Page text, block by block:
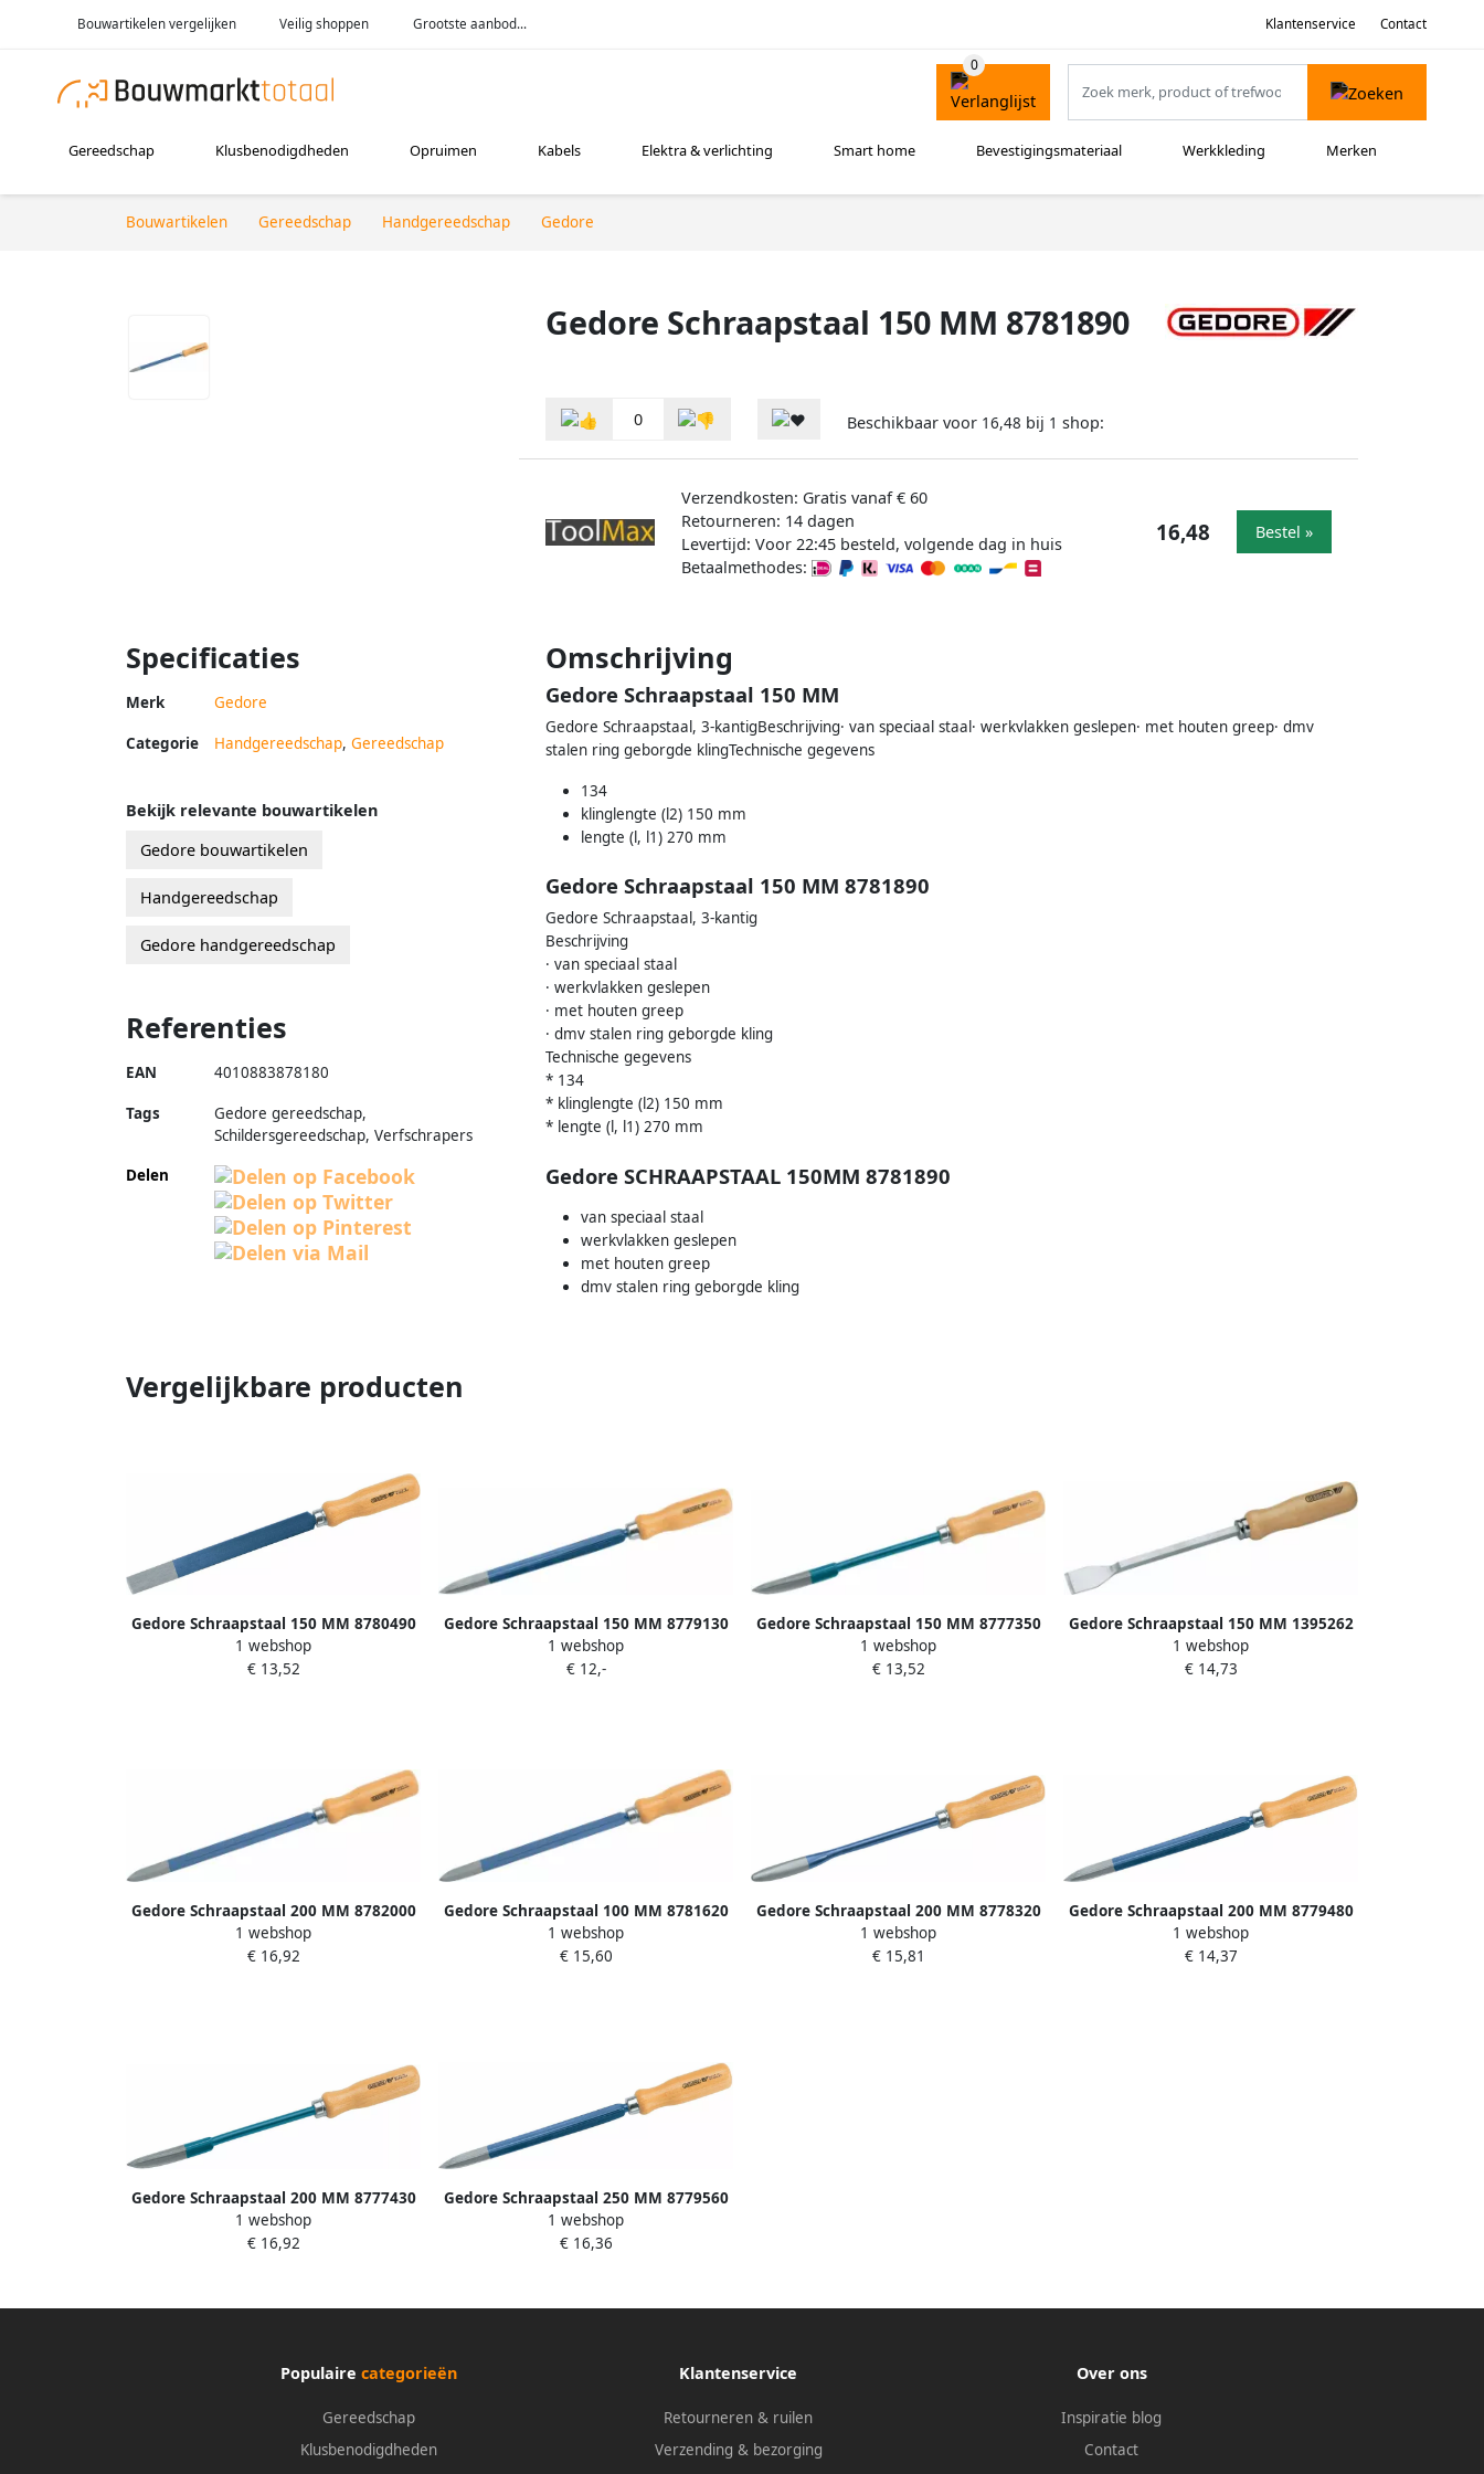
Bouwartikelen vergelijken Veilig shoppen Grootste aanbod... Klantenservice Contact
Gereedschap Klusbenodigdheden Opruimen Kabels Elektra & verlichting Smart home Bevestigingsmateriaal Werkkleding Merken
Bouwartikelen Gereedschap Handgereedschap Gedore
Gedore Schraapstaal 150 MM 8781890
0 Beschikbaar voor 16,48 bij 1 shop:
Verzendkosten: Gratis vanaf € 60
Retourneren: 14 dagen
Levertijd: Voor 22:45 besteld, volgende dag in huis
Betaalmethodes:
16,48 Bestel »
Specificaties
Merk Gedore
Categorie Handgereedschap, Gereedschap
Omschrijving
Gedore Schraapstaal 150 MM
Gedore Schraapstaal, 3-kantigBeschrijving· van speciaal staal· werkvlakken geslepen· met houten greep· dmv
stalen ring geborgde klingTechnische gegevens
134
klinglengte (l2) 150 mm
lengte (l, l1) 270 mm
Gedore Schraapstaal 150 MM 8781890
Gedore Schraapstaal, 3-kantig
Beschrijving
· van speciaal staal
· werkvlakken geslepen
· met houten greep
· dmv stalen ring geborgde kling
Technische gegevens
* 134
* klinglengte (l2) 150 mm
* lengte (l, l1) 270 mm
Gedore SCHRAAPSTAAL 150MM 8781890
van speciaal staal
werkvlakken geslepen
met houten greep
dmv stalen ring geborgde kling
Bekijk relevante bouwartikelen
Gedore bouwartikelen
Handgereedschap
Gedore handgereedschap
Referenties
EAN 4010883878180
Tags
Gedore gereedschap,
Schildersgereedschap, Verfschrapers
Delen
Vergelijkbare producten
Gedore Schraapstaal 150 MM 8780490
1 webshop
€ 13,52
Gedore Schraapstaal 150 MM 8779130
1 webshop
€ 12,-
Gedore Schraapstaal 150 MM 8777350
1 webshop
€ 13,52
Gedore Schraapstaal 150 MM 1395262
1 webshop
€ 14,73
Gedore Schraapstaal 200 MM 8782000
1 webshop
€ 16,92
Gedore Schraapstaal 100 MM 8781620
1 webshop
€ 15,60
Gedore Schraapstaal 200 MM 8778320
1 webshop
€ 15,81
Gedore Schraapstaal 200 MM 8779480
1 webshop
€ 14,37
Gedore Schraapstaal 200 MM 8777430
1 webshop
€ 16,92
Gedore Schraapstaal 250 MM 8779560
1 webshop
€ 16,36
Populaire categorieën
Gereedschap
Klusbenodigdheden
Klantenservice
Retourneren & ruilen
Verzending & bezorging
Over ons
Inspiratie blog
Contact